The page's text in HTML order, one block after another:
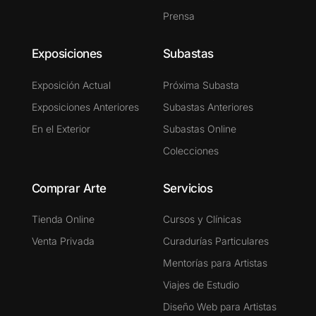
Prensa
Exposiciones
Exposición Actual
Exposiciones Anteriores
En el Exterior
Subastas
Próxima Subasta
Subastas Anteriores
Subastas Online
Colecciones
Comprar Arte
Tienda Online
Venta Privada
Servicios
Cursos y Clínicas
Curadurías Particulares
Mentorías para Artistas
Viajes de Estudio
Diseño Web para Artistas